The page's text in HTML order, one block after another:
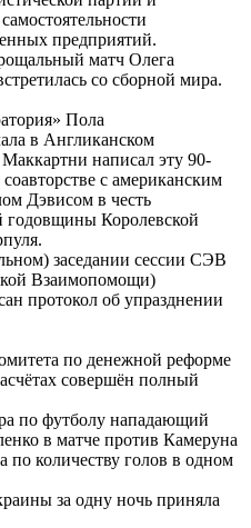
предприятий.
матч Олега
со сборной мира.
Пола
в Англиканском
написал эту 90-
с американским
Дэвисом в честь
годовщины Королевской
заседании сессии СЭВ
Взаимопомощи)
протокол об упразднении
по денежной реформе
совершён полный
по футболу нападающий
в матче против Камеруна
по количеству голов в одном
за одну ночь приняла